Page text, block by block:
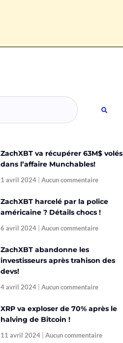
ZachXBT va récupérer 63M$ volés
dans l’affaire Munchables!
1 avril 2024 Aucun commentaire
ZachXBT harcelé par la police
américaine ? Détails chocs !
6 avril 2024 Aucun commentaire
ZachXBT abandonne les
investisseurs après trahison des
devs!
4 avril 2024 Aucun commentaire
XRP va exploser de 70% après le
halving de Bitcoin !
11 avril 2024 Aucun commentaire